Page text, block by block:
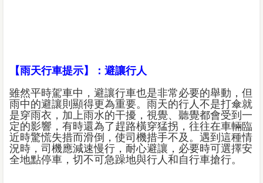
【雨天行車提示】：避讓行人
雖然平時駕車中，避讓行車也是非常必要的舉動，但
雨中的避讓則顯得更為重要。雨天的行人不是打傘就
是穿雨衣，加上雨水的干擾，視覺、聽覺都會受到一
定的影響，有時還為了趕路橫穿猛拐，往往在車輛臨
近時驚慌失措而滑倒，使司機措手不及。遇到這種情
況時，司機應減速慢行，耐心避讓，必要時可選擇安
全地點停車，切不可急躁地與行人和自行車搶行。